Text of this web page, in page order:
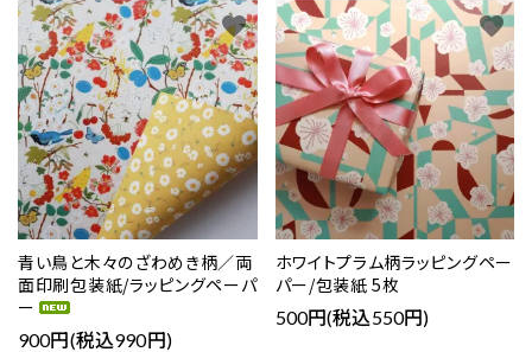
青い鳥と木々のざわめき柄／両
面印刷包装紙/ラッピングペーパ
ー
900円(税込990円)
favorite
ホワイトプラム柄ラッピングペー
パー/包装紙 5枚
500円(税込550円)
favorite